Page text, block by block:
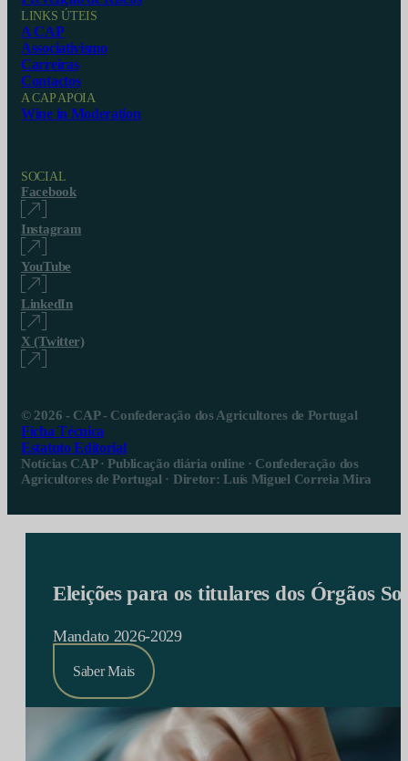
LINKS ÚTEIS
A CAP
Associativismo
Carreiras
Contactos
A CAP APOIA
Wine in Moderation
SOCIAL
Facebook
Instagram
YouTube
LinkedIn
X (Twitter)
© 2026 - CAP - Confederação dos Agricultores de Portugal
Ficha Técnica
Estatuto Editorial
Notícias CAP · Publicação diária online · Confederação dos
Agricultores de Portugal · Diretor: Luís Miguel Correia Mira
Eleições para os titulares dos Órgãos
Mandato 2026-2029
Saber Mais